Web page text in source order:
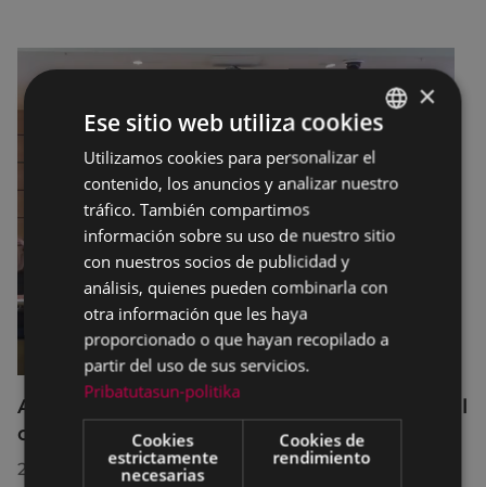
Acuerdos adoptados por el Pleno Municipal
celebrado el 27 de julio de 2026
28/07/2026
BASQUE
SPANISH
×
Ese sitio web utiliza cookies
Utilizamos cookies para personalizar el
contenido, los anuncios y analizar nuestro
tráfico. También compartimos
información sobre su uso de nuestro sitio
con nuestros socios de publicidad y
análisis, quienes pueden combinarla con
otra información que les haya
proporcionado o que hayan recopilado a
partir del uso de sus servicios.
Pribatutasun-politika
Cookies
estrictamente
necesarias
Cookies de
rendimiento